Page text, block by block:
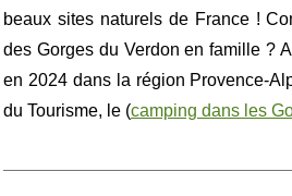
beaux sites naturels de France !
des Gorges du Verdon en famille ?
en 2024 dans la région Provence-
du Tourisme, le (camping dans les